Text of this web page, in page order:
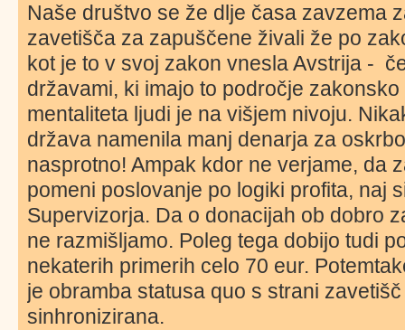
Naše društvo se že dlje časa zavzema
zavetišča za zapuščene živali že po
kot je to v svoj zakon vnesla Avstrija -
državami, ki imajo to področje
mentaliteta ljudi je na višjem nivoju.
država namenila manj denarja za
nasprotno! Ampak kdor ne verjame, da
pomeni poslovanje po logiki profita, naj
Supervizorja. Da o donacijah ob dobro
ne razmišljamo. Poleg tega dobijo tudi
nekaterih primerih celo 70 eur.
je obramba statusa quo s strani
sinhronizirana.